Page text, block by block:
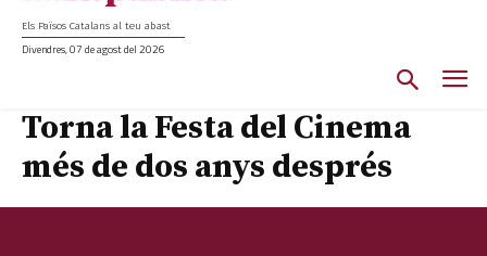
Els Països Catalans al teu abast
Divendres, 07 de agost del 2026
Torna la Festa del Cinema
més de dos anys després